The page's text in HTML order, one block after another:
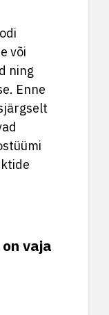
või
ning
Enne
vaja